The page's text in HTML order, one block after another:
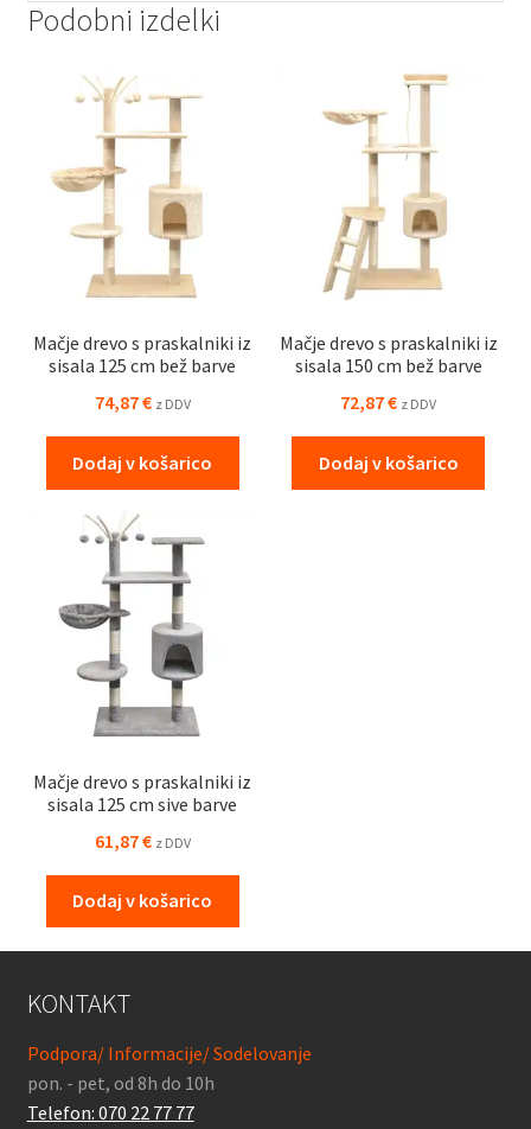
Podobni izdelki
Mačje drevo s praskalniki iz
sisala 125 cm bež barve
74,87€ z DDV
Dodaj v košarico
Mačje drevo s praskalniki iz
sisala 150 cm bež barve
72,87€ z DDV
Dodaj v košarico
Mačje drevo s praskalniki iz
sisala 125 cm sive barve
61,87€ z DDV
Dodaj v košarico
KONTAKT
Podpora/ Informacije/ Sodelovanje
pon. - pet, od 8h do 10h
Telefon: 070 22 77 77